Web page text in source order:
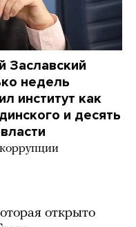
Заславский
недель
институт как
и десять
открыто